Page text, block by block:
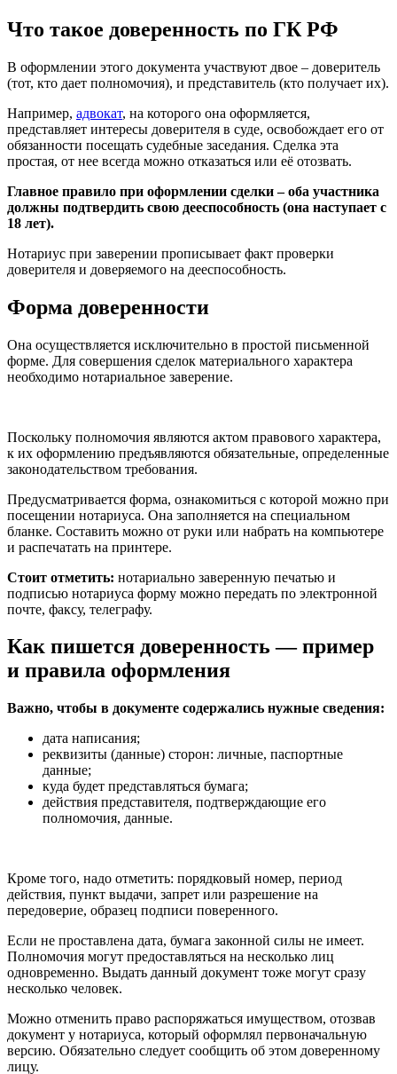
Что такое доверенность по ГК РФ
В оформлении этого документа участвуют двое – доверитель
(тот, кто дает полномочия), и представитель (кто получает их).
Например, адвокат, на которого она оформляется,
представляет интересы доверителя в суде, освобождает его от
обязанности посещать судебные заседания. Сделка эта
простая, от нее всегда можно отказаться или её отозвать.
Главное правило при оформлении сделки – оба участника
должны подтвердить свою дееспособность (она наступает с
18 лет).
Нотариус при заверении прописывает факт проверки
доверителя и доверяемого на дееспособность.
Форма доверенности
Она осуществляется исключительно в простой письменной
форме. Для совершения сделок материального характера
необходимо нотариальное заверение.
Поскольку полномочия являются актом правового характера,
к их оформлению предъявляются обязательные, определенные
законодательством требования.
Предусматривается форма, ознакомиться с которой можно при
посещении нотариуса. Она заполняется на специальном
бланке. Составить можно от руки или набрать на компьютере
и распечатать на принтере.
Стоит отметить: нотариально заверенную печатью и
подписью нотариуса форму можно передать по электронной
почте, факсу, телеграфу.
Как пишется доверенность — пример
и правила оформления
Важно, чтобы в документе содержались нужные сведения:
дата написания;
реквизиты (данные) сторон: личные, паспортные
данные;
куда будет представляться бумага;
действия представителя, подтверждающие его
полномочия, данные.
Кроме того, надо отметить: порядковый номер, период
действия, пункт выдачи, запрет или разрешение на
передоверие, образец подписи поверенного.
Если не проставлена дата, бумага законной силы не имеет.
Полномочия могут предоставляться на несколько лиц
одновременно. Выдать данный документ тоже могут сразу
несколько человек.
Можно отменить право распоряжаться имуществом, отозвав
документ у нотариуса, который оформлял первоначальную
версию. Обязательно следует сообщить об этом доверенному
лицу.